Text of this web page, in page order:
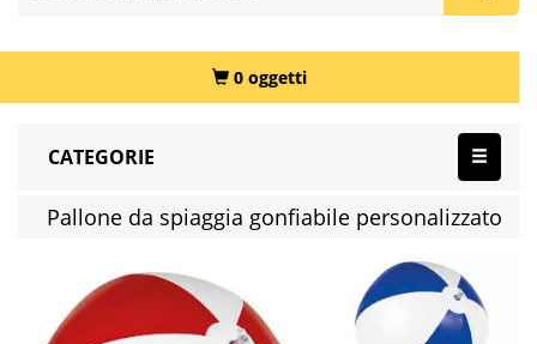
0 oggetti
CATEGORIE
Pallone da spiaggia gonfiabile personalizzato